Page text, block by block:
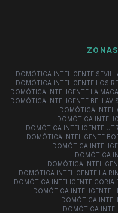
DOMÓTICA INTELIGENTE
DOMÓTICA INTELIGENTE LOS
DOMÓTICA INTELIGENTE LA
DOMÓTICA INTELIGENTE
DOMÓTICA
DOMÓTICA
DOMÓTICA INTELIGENTE
DOMÓTICA INTELIGENTE
DOMÓTICA
DOMÓTICA
DOMÓTICA
DOMÓTICA INTELIGENTE LA
DOMÓTICA INTELIGENTE CORIA
DOMÓTICA INTELIGENTE
DOMÓTICA
DOMÓTICA